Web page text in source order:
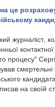
це
журналіст,
процесу"
смертельні
на своїй